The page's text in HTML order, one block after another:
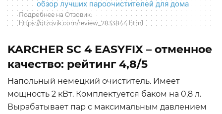
Подробнее на Отзовик:
https://otzovik.com/review_7833844.html
KARCHER SC 4 EASYFIX – отменное
качество: рейтинг 4,8/5
Напольный немецкий очиститель. Имеет
мощность 2 кВт. Комплектуется баком на 0,8 л.
Вырабатывает пар с максимальным давлением